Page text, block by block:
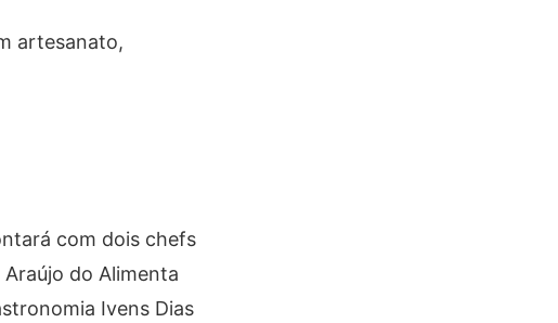
artesanato,
com dois chefs
do Alimenta
Ivens Dias